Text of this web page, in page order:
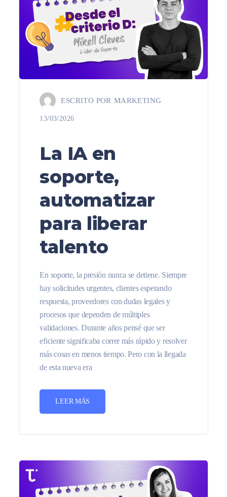
ESCRITO POR MARKETING
13/03/2026
La IA en
soporte,
automatizar
para liberar
talento
En soporte, la presión nunca se detiene. Siempre
hay solicitudes urgentes, clientes esperando
respuesta, proveedores con dudas legales y
procesos que dependen de múltiples
validaciones. Durante años pensé que ser
eficiente significaba correr más rápido y resolver
más cosas en menos tiempo. Pero con la llegada
de esta nueva era
LEER MÁS